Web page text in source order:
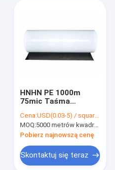
HNHN PE 1000m
75mic Taśma
metalowych cewek
stalowych Galvalume
Cena:USD(0.03-5) / square meter
MOQ:5000 metrów kwadratowych, 10000 metrów kwadratowych z nadrukiem
Pobierz najnowszą cenę
Skontaktuj się teraz